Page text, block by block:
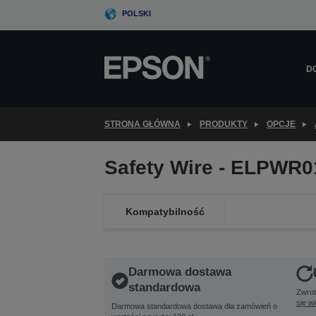
POLSKI
STRONA GŁÓWNA PRODUKTY OPCJE
Safety Wire -
Kompatybilność
Darmowa dostawa
standardowa
Darmowa standardowa dostawa dla zamówień o
się